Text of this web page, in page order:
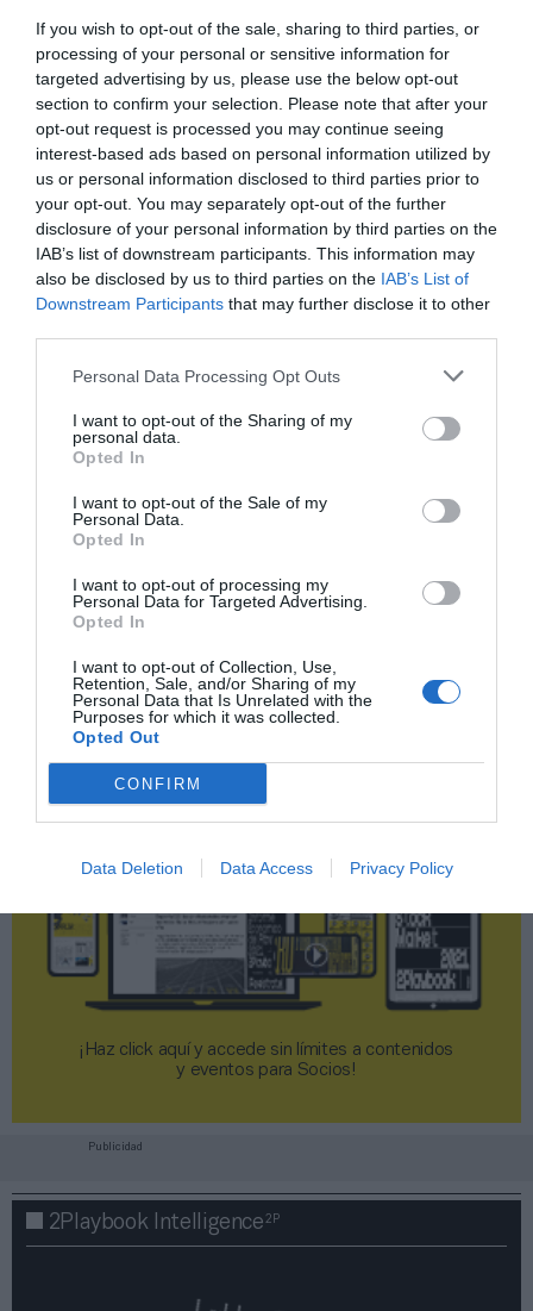
If you wish to opt-out of the sale, sharing to third parties, or
processing of your personal or sensitive information for
targeted advertising by us, please use the below opt-out
section to confirm your selection. Please note that after your
opt-out request is processed you may continue seeing
interest-based ads based on personal information utilized by
us or personal information disclosed to third parties prior to
your opt-out. You may separately opt-out of the further
disclosure of your personal information by third parties on the
IAB’s list of downstream participants. This information may
also be disclosed by us to third parties on the IAB’s List of
Downstream Participants that may further disclose it to other
Personal Data Processing Opt Outs
I want to opt-out of the Sharing of my
personal data.
Opted In
I want to opt-out of the Sale of my
Personal Data.
Opted In
I want to opt-out of processing my
Personal Data for Targeted Advertising.
Opted In
I want to opt-out of Collection, Use,
Retention, Sale, and/or Sharing of my
Personal Data that Is Unrelated with the
Purposes for which it was collected.
Opted Out
CONFIRM
Data Deletion Data Access Privacy Policy
Índex2P
compañía de calzado deportivo ha impulsado sus
exportaciones, que aumentaron un 28%, y tiene
previstas nuevas aperturas para este 2022 fuera de
España.
Añadir2Playbookcomo fuente preferida de Google
de forma gratuita
Mantente informado con las últimas noticias de actualidad.
Compartir
Publicidad
2Playbook Club
¡Haz click aquí y accede sin límites a contenidos
y eventos para Socios!​​​​​​​
Publicidad
2Playbook Intelligence2P